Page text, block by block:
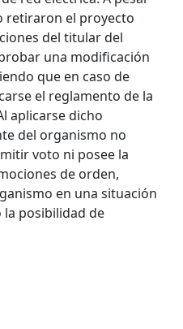
retiraron el proyecto
del titular del
una modificación
que en caso de
el reglamento de la
aplicarse dicho
del organismo no
voto ni posee la
de orden,
en una situación
posibilidad de